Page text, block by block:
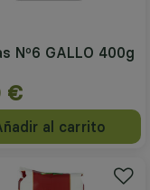
Nº6 GALLO 400g
€
al carrito